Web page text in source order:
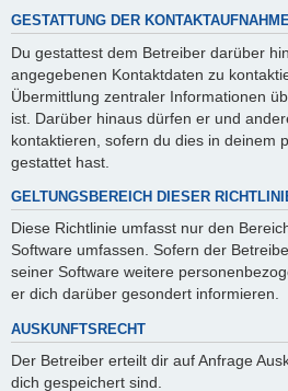
GESTATTUNG DER
Du gestattest dem Betreiber darüber
angegebenen Kontaktdaten zu
Übermittlung zentraler Informationen
ist. Darüber hinaus dürfen er und
kontaktieren, sofern du dies in deinem
gestattet hast.
GELTUNGSBEREICH DIESER
Diese Richtlinie umfasst nur den
Software umfassen. Sofern der
seiner Software weitere
er dich darüber gesondert informieren.
AUSKUNFTSRECHT
Der Betreiber erteilt dir auf Anfrage
dich gespeichert sind.